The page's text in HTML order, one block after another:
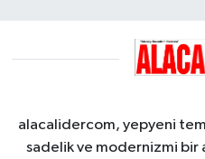
alacalidercom, yepyeni
sadelik ve modernizmi bir